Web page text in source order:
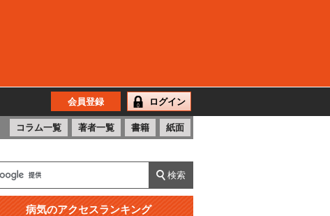
会員登録 ログイン
コラム一覧 著者一覧 書籍 紙面
病気のアクセスランキング